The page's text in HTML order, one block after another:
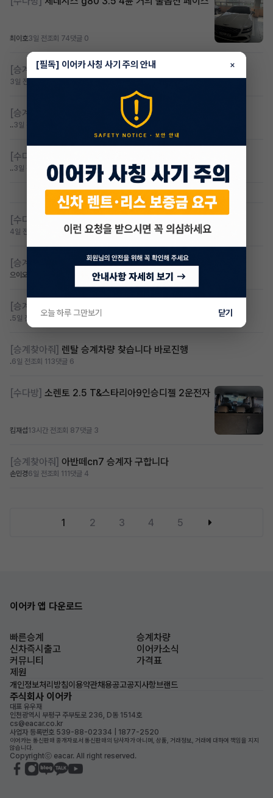
최이호3일 전조회 74댓글 0
[승계찾아줘] 무보증 무심사 전기차 승계 알아봅니다
3일 전
[승계찾아줘] 무심사 무보증 만21세 전기차 승계,2운전자
..3일 전
[수다방]
..3일 전 조회 49댓글 0
[수다방]
4일 전 댓글 0
[승계찾아줘] 아이오닉9 승계 받고싶습니다
으이오닉 댓글 0
[승계찾아줘] 제네시스 gv60 렌탈 승계찾습니다
.5일 전 조회 76 댓글 5
[승계찾아줘] 렌탈 승계차량 찾습니다 바로진행
.6일 전조회 113댓글 6
[수다방] 소렌토 2.5 T&스타리아9인승디젤 2운전자
킴재섭13시간 전조회 87댓글 3
[승계찾아줘] 아반떼cn7 승계자 구합니다
손민경6일 전조회 111 댓글 4
1 2 3 4 5
이어카 앱 다운로드
빠른승계
승계차량
신차즉시출고
이어카소식
커뮤니티
가격표
제원
개인정보처리방침이용약관채용공고공지사항브랜드
주식회사 이어카
대표 유우재
인천광역시 부평구 주부토로 236, D동 1514호
cs@eacar.co.kr
사업자 등록번호 539-88-02334 | 1877-2520
이어카는 통신판매 중개자로서 통신판매의 당사자가 아니며, 상품, 거래정보, 거래에 대하여 책임을 지지
않습니다.
Copyrightⓒ eacar. All right reserved.
[필독] 이어카 사칭 사기 주의 안내 ×
오늘 하루 그만보기 닫기